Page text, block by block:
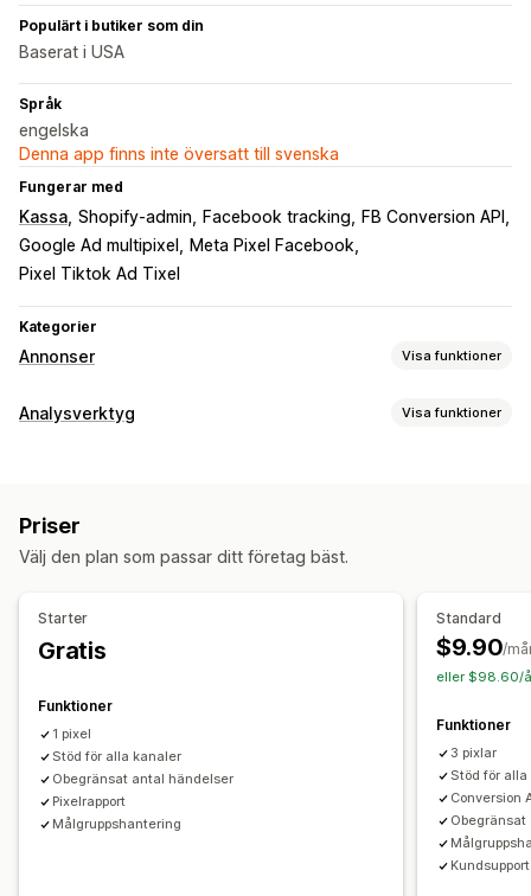
Populärt i butiker som din
Baserat i USA
Språk
engelska
Denna app finns inte översatt till svenska
Fungerar med
Kassa Shopify-admin Facebook tracking
FB Conversion API
Google Ad multipixel
Meta Pixel Facebook
Pixel Tiktok Ad Tixel
Kategorier
Annonser Visa funktioner
Målinriktning
Kampanjhantering
Sociala medier
Webbplats Pixelhantering
Spårning av prestanda
Mätvärden för engagemang
Konverteringsspårning
Analysverktyg Visa funktioner
Sidvisningar
Diagram och rapporter
Priser
Välj den plan som passar ditt företag bäst.
Starter
Gratis
Funktioner
1 pixel
Stöd för alla kanaler
Obegränsat antal händelser
Pixelrapport
Målgruppshantering
Standard
$9.90/
eller $98.60/
Funktioner
3 pixlar
Stöd för
Conversion
Kundsupport